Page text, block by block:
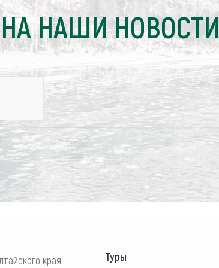
НАШИ НОВОСТИ
края
Туры